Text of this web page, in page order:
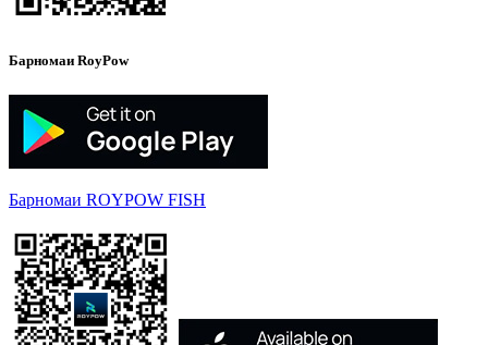
Барномаи RoyPow
Барномаи ROYPOW FISH